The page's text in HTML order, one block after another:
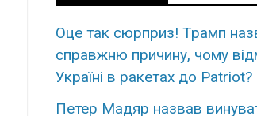
Оце так сюpприз! Трамп
спpавжню пpичину, чому
Укpаїні в рaкетах до Patriot?
Петер Мадяр назвав